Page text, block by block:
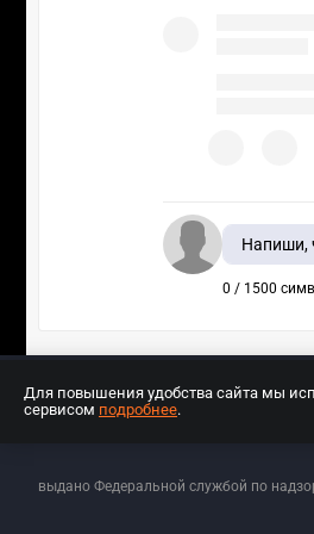
Напиши,
0 / 1500
выдано Федеральной службой по
Для повышения удобства сайта мы
сервисом подробнее.